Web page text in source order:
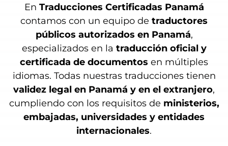
En Traducciones Certificadas Panamá
contamos con un equipo de traductores
públicos autorizados en Panamá,
especializados en la traducción oficial y
certificada de documentos en múltiples
idiomas. Todas nuestras traducciones tienen
validez legal en Panamá y en el extranjero,
cumpliendo con los requisitos de ministerios,
embajadas, universidades y entidades
internacionales.